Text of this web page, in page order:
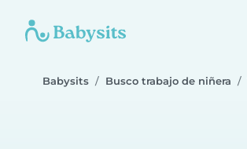
Babysits Busco trabajo de niñera